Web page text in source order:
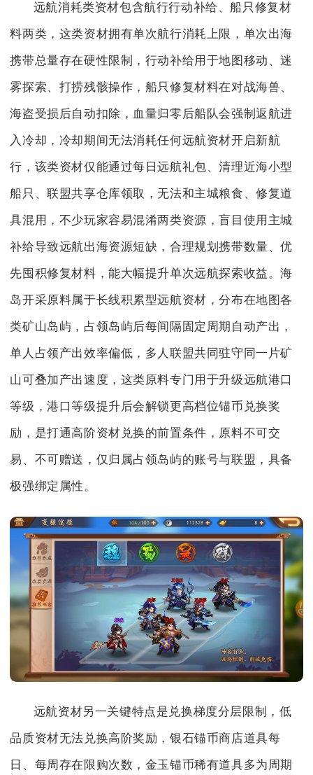
远航消耗类资材包含航行行动补给、船只修复材
料两类，这类资材拥有单次航行消耗上限，单次出海
携带总量存在硬性限制，行动补给用于地图移动、迷
雾探索、打捞残骸操作，船只修复材料在对战海兽、
海盗受损后自动扣除，血量归零后船队会强制返航进
入冷却，冷却期间无法消耗任何远航资材开启新航
行，该类资材仅能通过每日远航礼包、清理近海小型
船只、联盟共享仓库领取，无法和主城粮食、修复道
具混用，不少玩家容易混淆两类资源，盲目使用主城
补给导致远航出海资源短缺，合理规划携带数量、优
先囤积修复材料，能大幅提升单次远航探索收益。海
岛开采原料属于长线积累型远航资材，分布在地图各
类矿山岛屿，占领岛屿后每间隔固定周期自动产出，
单人占领产出效率偏低，多人联盟共同驻守同一片矿
山可叠加产出速度，这类原料专门用于升级远航港口
等级，港口等级提升后会解锁更高档位锚币兑换奖
励，是打通高阶资材兑换的前置条件，原料不可交
易、不可赠送，仅归属占领岛屿的账号与联盟，具备
极强绑定属性。
远航资材另一关键特点是兑换梯度分层限制，低
品质资材无法兑换高阶奖励，银石锚币商店道具每
日、每周存在限购次数，金玉锚币稀有道具多为周期